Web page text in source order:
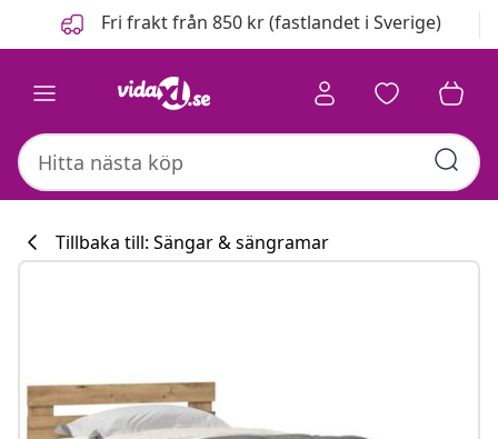
FöregåendeFri frakt från 850 kr (fastlandet i Sverige)
Tillbaka till: Sängar & sängramar